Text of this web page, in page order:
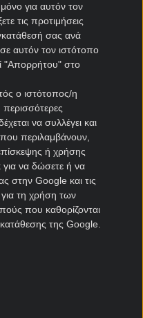
για αυτόν τον
τις προτιμήσεις
σας ανά
αυτόν τον ιστότοπο
"Απορρήτου" στο
ο ιστότοπος/η
περισσότερες
να συλλέγει και
περιλαμβάνουν,
ή χρήσης
για να δώσετε ή να
στην Google και τις
τη χρήση των
που καθορίζονται
της Google.
League